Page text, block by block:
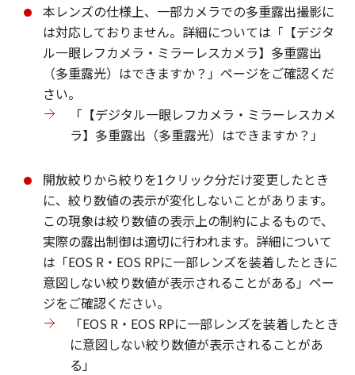
本レンズの仕様上、一部カメラでの多重露出撮影に
は対応しておりません。詳細については「【デジタ
ル一眼レフカメラ・ミラーレスカメラ】多重露出
（多重露光）はできますか？」ページをご確認くだ
さい。
「【デジタル一眼レフカメラ・ミラーレスカメ
ラ】多重露出（多重露光）はできますか？」
開放絞りから絞りを1クリック分だけ変更したとき
に、絞り数値の表示が変化しないことがあります。
この現象は絞り数値の表示上の制約によるもので、
実際の露出制御は適切に行われます。詳細について
は「EOS R・EOS RPに一部レンズを装着したときに
意図しない絞り数値が表示されることがある」ペー
ジをご確認ください。
「EOS R・EOS RPに一部レンズを装着したとき
に意図しない絞り数値が表示されることがあ
る」